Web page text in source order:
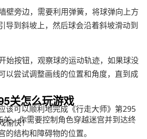
壁旁边，需要利用弹簧，将球弹向上方
导到斜坡上，然后球会沿着斜坡滑动到
始按钮，观察球的运动轨迹，如果球没
以尝试调整画线的位置和角度，直到成
该可以顺利地完成《行走大师》第295
愉快！
关怎么玩游戏
，你需要控制角色穿越迷宫并到达终
的结构和障碍物的位置。